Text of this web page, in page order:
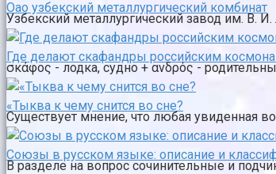
Оао узбекский металлургический комбинат
Узбекский металлургический завод им. В.
Где делают скафандры российским
σκάφος - лодка, судно + ανδρός -
«Тыква к чему снится во сне?
Существует мнение, что любая увиденная
Союзы в русском языке: описание и
В разделе на вопрос сочинительные и